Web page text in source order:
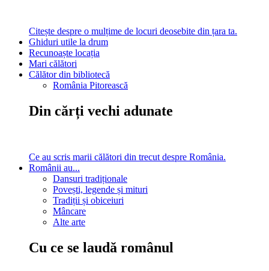
Citește despre o mulțime de locuri deosebite din țara ta.
Ghiduri utile la drum
Recunoaște locația
Mari călători
Călător din bibliotecă
România Pitorească
Din cărți vechi adunate
Ce au scris marii călători din trecut despre România.
Românii au...
Dansuri tradiționale
Povești, legende și mituri
Tradiții și obiceiuri
Mâncare
Alte arte
Cu ce se laudă românul